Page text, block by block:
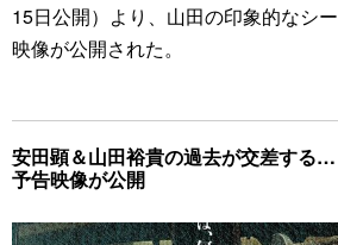
15日公開）より、山田の印象的なシ
映像が公開された。
安田顕＆山田裕貴の過去が交差する…
予告映像が公開